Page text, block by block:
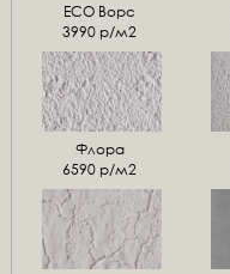
ЕСО Ворс
3990 р/м2
Флора
6590 р/м2